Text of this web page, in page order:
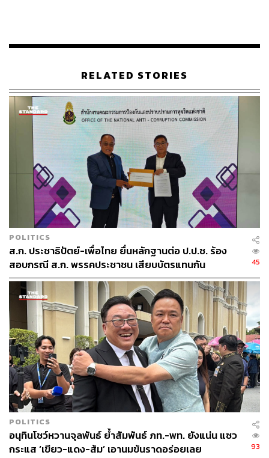
RELATED STORIES
POLITICS
ส.ก. ประชาธิปัตย์-เพื่อไทย ยื่นหลักฐานต่อ ป.ป.ช. ร้อง
สอบกรณี ส.ก. พรรคประชาชน เสียบบัตรแทนกัน
45
POLITICS
อนุทินโชว์หวานจุลพันธ์ ย้ำสัมพันธ์ ภท.-พท. ยังแน่น แซว
กระแส ‘เขียว-แดง-ส้ม’ เอานมข้นราดอร่อยเลย
93